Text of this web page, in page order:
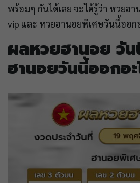
พร้อมๆ กันได้เลย จะได้รู้ว่า หวยฮ
vip และ หวยฮานอยพิเศษวันนี้ออก
ผลหวยฮานอย วั
ฮานอยวันนี้ออกอะ